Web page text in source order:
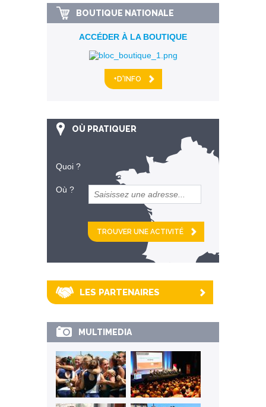
BOUTIQUE NATIONALE
ACCÉDER À LA BOUTIQUE
+D'INFO
OÙ PRATIQUER
Quoi ?
Où ?
et
km alentour
LES PARTENAIRES
MULTIMEDIA